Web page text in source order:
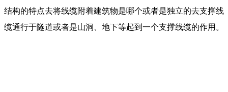
结构的特点去将线缆附着建筑物是哪个或者是独立的去支撑线
缆通行于隧道或者是山洞、地下等起到一个支撑线缆的作用。